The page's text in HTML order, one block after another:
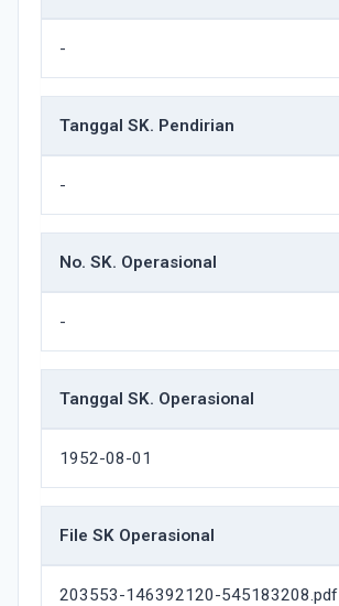
-
Tanggal SK. Pendirian
-
No. SK. Operasional
-
Tanggal SK. Operasional
1952-08-01
File SK Operasional
203553-146392120-545183208.pdf